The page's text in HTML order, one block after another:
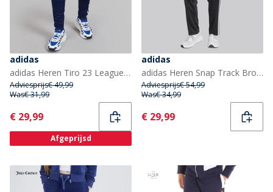
adidas
adidas Heren Tiro 23 League Trainingshose Team Navy Blue/Wit
Adviesprijs€ 49,99
Was€ 31,99
Current
€ 29,99
Afgeprijsd
adidas
adidas Heren Snap Track Broek Zwart/Wit
Adviesprijs€ 54,99
Was€ 34,99
Current
€ 29,99